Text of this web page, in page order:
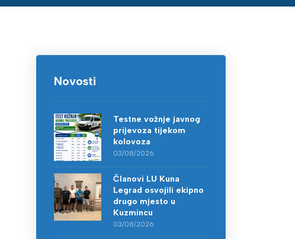
Novosti
Testne vožnje javnog
prijevoza tijekom
kolovoza
03/08/2026
Članovi LU Kuna
Legrad osvojili ekipno
drugo mjesto u
Kuzmincu
03/08/2026